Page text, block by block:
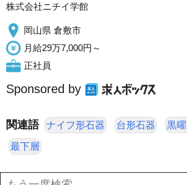
株式会社ニチイ学館
岡山県 倉敷市
月給29万7,000円～
正社員
Sponsored by
関連語 ナイフ形石器 台形石器 黒
最下層